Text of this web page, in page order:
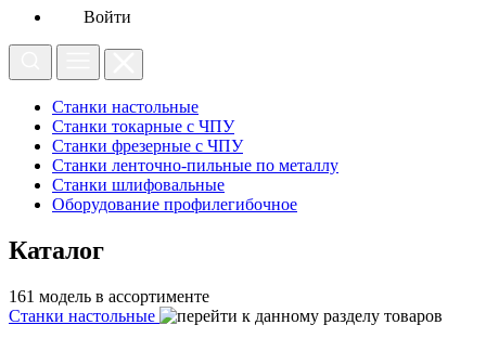
Войти
Станки настольные
Станки токарные с ЧПУ
Станки фрезерные с ЧПУ
Станки ленточно-пильные по металлу
Станки шлифовальные
Оборудование профилегибочное
Каталог
161 модель в ассортименте
Станки настольные